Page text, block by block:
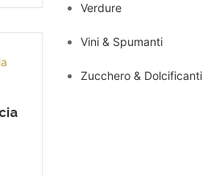
Verdure
Vini & Spumanti
Zucchero & Dolcificanti